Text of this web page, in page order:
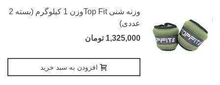
وزنه شنی Top Fitوزن 1 کیلوگرم (بسته 2
عددی)
1,325,000 تومان
افزودن به سبد خرید